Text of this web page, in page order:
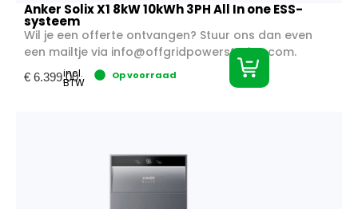
Anker Solix X1 8kW 10kWh 3PH All In one ESS-
systeem
Wil je een offerte ontvangen? Stuur ons dan even
een mailtje via info@offgridpowerstation.com.
€ 6.399,00
incl.
BTW
Op voorraad